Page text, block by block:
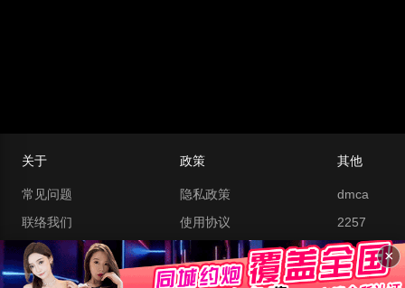
辣椒AV
关于
常见问题
联络我们
最新网址
政策
隐私政策
使用协议
热门搜索
其他
dmca
2257
网址
×